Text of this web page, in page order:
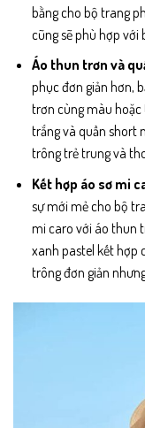
bằng cho bộ trang
cũng sẽ phù hợp với
Áo thun trơn và
phục đơn giản hơn,
trơn cùng màu
trắng và quần short
trông trẻ trung và
Kết hợp áo sơ mi
sự mới mẻ cho bộ
mi caro với áo thun
xanh pastel kết hợp
trông đơn giản